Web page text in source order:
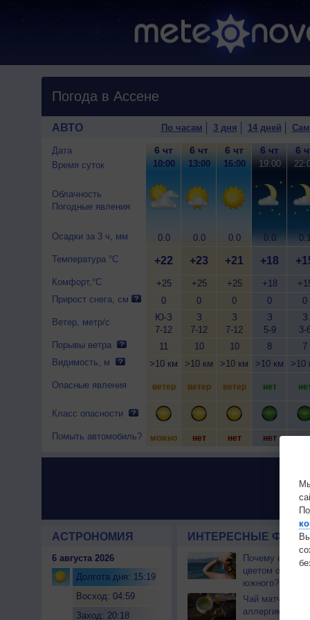
Погода в Ассене
АВТО По часам 3 дня 14 дней
Дата
Время суток
Облачность
Погодные явления
Осадки за 3 ч, мм
Температура °C
Комфорт,°C
Прирост снега, см
Ветер, метр/с
Порывы ветра
Видимость, м
Опасные явления
Класс опасности
Помыть автомобиль?
6 чт
10:00
0.0
+22
+25
0
Ю-З
7-12
11
>10 км
ветер
можно
6 чт
13:00
0.0
+23
+25
0
З
7-12
10
>10 км
ветер
нет
6 чт
16:00
0.0
+21
+25
0
З
7-12
10
>10 км
ветер
нет
6 чт
19:00
0.0
+18
+18
0
З
5-9
8
>10 км
нет
нет
6
0
З
3-
7
>10
АСТРОНОМИЯ
6 августа 2026
Долгота дня: 15:19
Восход: 04:59
Заход: 20:18
ИНТЕРЕСНЫЕ
Почему
цветом
южного?
Чай матча
аллергикам